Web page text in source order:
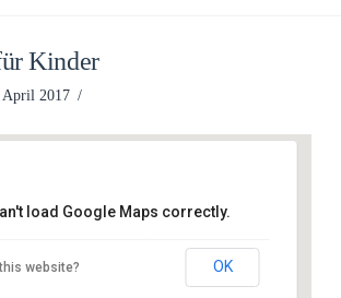
Kinder
April 2017
Musik­schu­le
46 — Nie­der­krüch­ten
load Google Maps correctly.
website? OK